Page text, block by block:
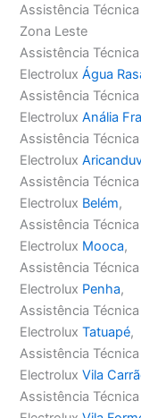
Assistência
Zona Leste
Assistência
ElectroluxÁgua
Assistência
ElectroluxAnália
Assistência
Electrolux
Assistência
Electrolux Belém,
Assistência
Electrolux Mooca,
Assistência
Electrolux Penha,
Assistência
ElectroluxTatuapé,
Assistência
ElectroluxVila
Assistência